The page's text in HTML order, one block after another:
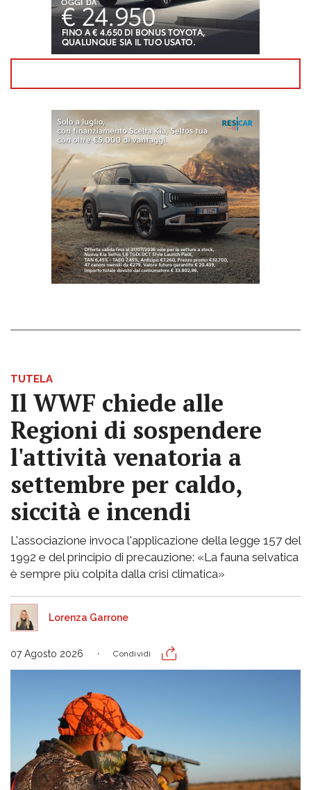
TUTELA
Il WWF chiede alle
Regioni di sospendere
l'attività venatoria a
settembre per caldo,
siccità e incendi
L'associazione invoca l'applicazione della legge 157 del
1992 e del principio di precauzione: «La fauna selvatica
è sempre più colpita dalla crisi climatica»
Lorenza Garrone
07 Agosto 2026 Condividi